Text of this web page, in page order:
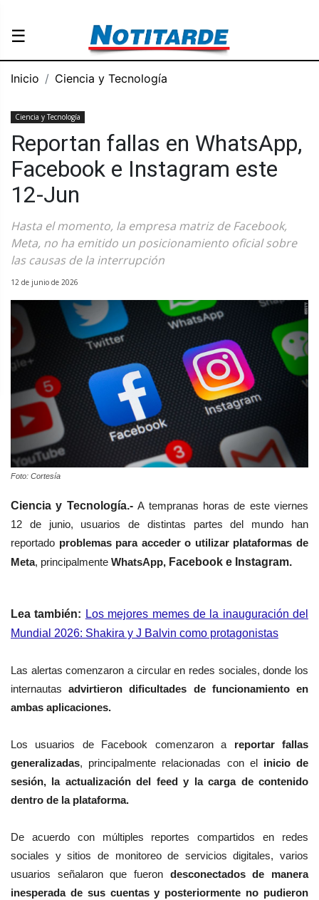
☰
Inicio Ciencia y Tecnología
Ciencia y Tecnología
Reportan fallas en WhatsApp,
Facebook e Instagram este
12-Jun
Hasta el momento, la empresa matriz de Facebook,
Meta, no ha emitido un posicionamiento oficial sobre
las causas de la interrupción
12 de junio de 2026
Foto: Cortesía
Ciencia y Tecnología.-A tempranas horas de este viernes
12 de junio, usuarios de distintas partes del mundo han
reportado problemas para acceder o utilizar plataformas de
Meta, principalmente WhatsApp, Facebook e Instagram.
Lea también: Los mejores memes de la inauguración del
Mundial 2026: Shakira y J Balvin como protagonistas
Las alertas comenzaron a circular en redes sociales, donde los
internautasadvirtieron dificultades de funcionamiento en
ambas aplicaciones.
Los usuarios de Facebook comenzaron a reportar fallas
generalizadas, principalmente relacionadas con elinicio de
sesión, la actualización del feed y la carga de contenido
dentro de la plataforma.
De acuerdo con múltiples reportes compartidos en redes
sociales y sitios de monitoreo de servicios digitales, varios
usuarios señalaron que fueron desconectados de manera
inesperada de sus cuentas y posteriormente no pudieron